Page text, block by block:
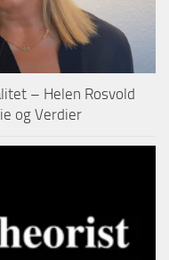
– Helen Rosvold
og Verdier